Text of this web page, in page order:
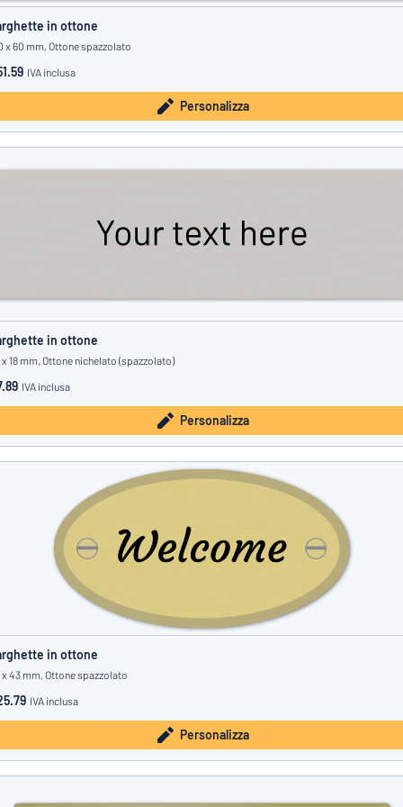
in ottone
x 60 mm, Ottone spazzolato
IVA inclusa
Personalizza
in ottone
18 mm, Ottone nichelato (spazzolato)
IVA inclusa
Personalizza
in ottone
43 mm, Ottone spazzolato
IVA inclusa
Personalizza